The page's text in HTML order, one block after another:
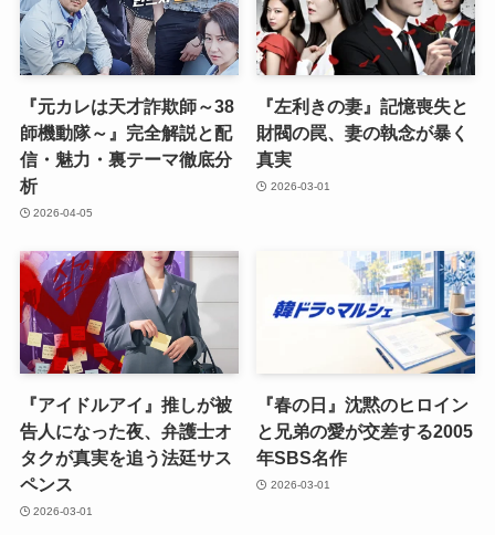
『元カレは天才詐欺師～38
師機動隊～』完全解説と配
信・魅力・裏テーマ徹底分
析
2026-04-05
『左利きの妻』記憶喪失と
財閥の罠、妻の執念が暴く
真実
2026-03-01
『アイドルアイ』推しが被
告人になった夜、弁護士オ
タクが真実を追う法廷サス
ペンス
2026-03-01
『春の日』沈黙のヒロイン
と兄弟の愛が交差する2005
年SBS名作
2026-03-01